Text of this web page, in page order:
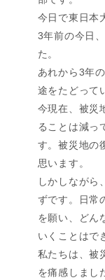
今日で東日本
3年前の今日
た。
あれから3年
途をたどって
今現在、被災
ることは減っ
す。被災地の
思います。
しかしながら
ずです。日常
を願い、どん
いくことはで
私たちは、被
を痛感しまし